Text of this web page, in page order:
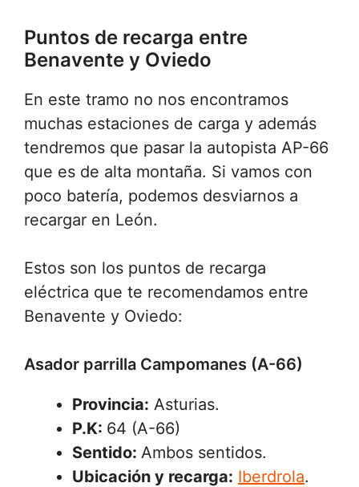
Puntos de recarga entre
Benavente y Oviedo
En este tramo no nos encontramos
muchas estaciones de carga y además
tendremos que pasar la autopista AP-66
que es de alta montaña. Si vamos con
poco batería, podemos desviarnos a
recargar en León.
Estos son los puntos de recarga
eléctrica que te recomendamos entre
Benavente y Oviedo:
Asador parrilla Campomanes (A-66)
Provincia: Asturias.
P.K: 64 (A-66)
Sentido: Ambos sentidos.
Ubicación y recarga: Iberdrola.